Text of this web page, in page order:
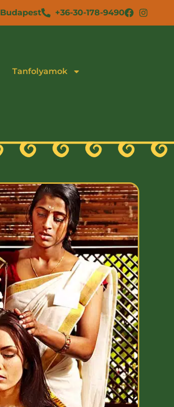
Budapest +36-30-178-9490
Tanfolyamok